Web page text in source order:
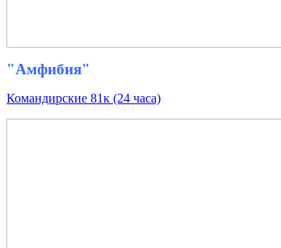
"Амфибия"
Командирские 81к (24 часа)